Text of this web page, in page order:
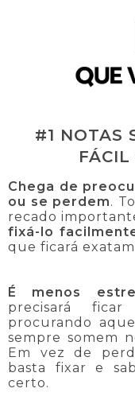
#1 NOTAS
Chega de
ou se perdem.
recado
fixá-lo
que ficará
É menos
precisará
procurando
sempre somem
Em vez de
basta fixar e
certo.